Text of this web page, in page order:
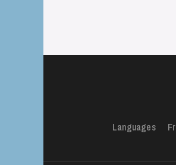
Languages Fr